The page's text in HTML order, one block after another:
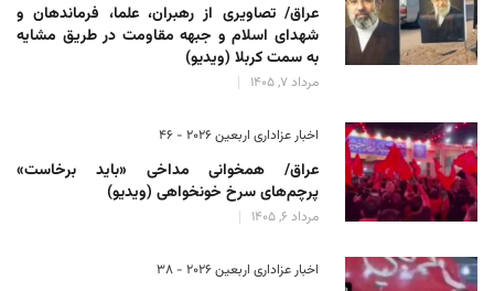
عراق/ تصاویری از رهبران، علما، فرماندهان و
شهدای اسلام و جبهه مقاومت در طریق مشایه
به سمت کربلا (ویدیو)
مرداد 7, 1405
اخبار عزاداری اربعین ۲۰۲۶ - 46
عراق/ همخوانی مداخی «باید برخاست»
پرچم‌های سرخ خونخواهی (ویدیو)
مرداد 6, 1405
اخبار عزاداری اربعین ۲۰۲۶ - 38